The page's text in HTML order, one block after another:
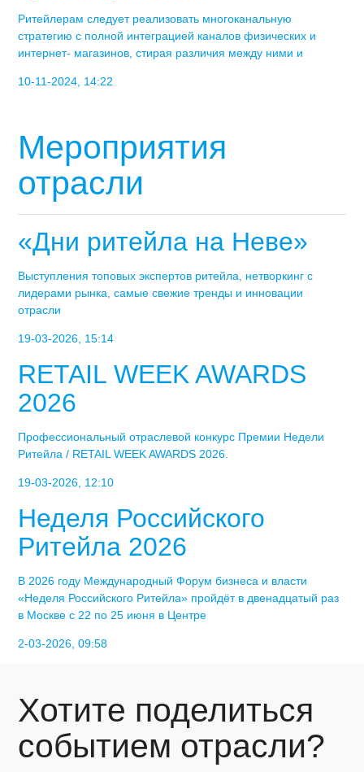
Ритейлерам следует реализовать многоканальную
стратегию с полной интеграцией каналов физических и
интернет- магазинов, стирая различия между ними и
10-11-2024, 14:22
Мероприятия
отрасли
«Дни ритейла на Неве»
Выступления топовых экспертов ритейла, нетворкинг с
лидерами рынка, самые свежие тренды и инновации
отрасли
19-03-2026, 15:14
RETAIL WEEK AWARDS
2026
Профессиональный отраслевой конкурс Премии Недели
Ритейла / RETAIL WEEK AWARDS 2026.
19-03-2026, 12:10
Неделя Российского
Ритейла 2026
В 2026 году Международный Форум бизнеса и власти
«Неделя Российского Ритейла» пройдёт в двенадцатый раз
в Москве с 22 по 25 июня в Центре
2-03-2026, 09:58
Хотите поделиться
событием отрасли?